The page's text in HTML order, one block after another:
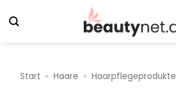
Inhalt
Start » Haare » Haarpflegeprodukte